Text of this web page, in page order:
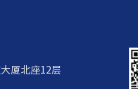
厦北座12层